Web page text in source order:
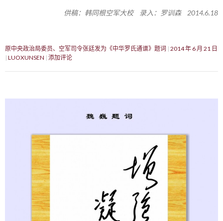
供稿：韩同根空军大校 录入：罗训森 2014.6.18
原中央政治局委员、空军司令张廷发为《中华罗氏通谱》题词 2014 年 6 月 21 日
LUOXUNSEN 添加评论